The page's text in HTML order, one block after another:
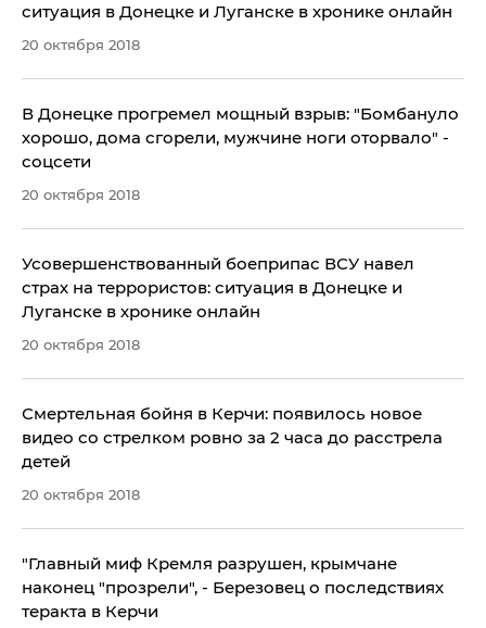
ситуация в Донецке и Луганске в хронике онлайн
20 октября 2018
В Донецке прогремел мощный взрыв: "Бомбануло
хорошо, дома сгорели, мужчине ноги оторвало" -
соцсети
20 октября 2018
Усовершенствованный боеприпас ВСУ навел
страх на террористов: ситуация в Донецке и
Луганске в хронике онлайн
20 октября 2018
Смертельная бойня в Керчи: появилось новое
видео со стрелком ровно за 2 часа до расстрела
детей
20 октября 2018
​"Главный миф Кремля разрушен, крымчане
наконец "прозрели", - Березовец о последствиях
теракта в Керчи